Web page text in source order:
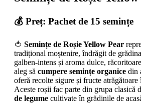
💰 Preț: Pachet de 15 semințe
🍅 Semințe de Roșie Yellow Pear
tradițional moștenire, îndrăgit de
galben-intens și aroma dulce,
aleg să cumpere semințe organice din
oferă recolte sigure și fructe atrăgătoare
Aceste roșii fac parte din grupa clasică
de legume cultivate în grădinile de